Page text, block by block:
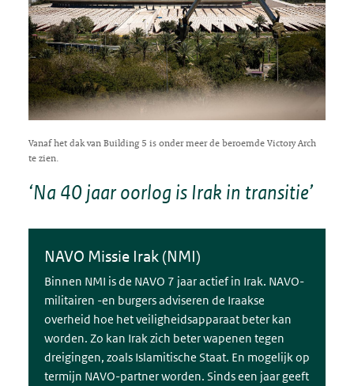
Vanaf het dak van Building 5 is onder meer de beroemde Victory Arch
te zien.
‘Na 40 jaar oorlog is Irak in transitie’
NAVO Missie Irak (NMI)
Binnen NMI is de NAVO 7 jaar actief in Irak. NAVO-
militairen -en burgers adviseren de Iraakse
overheid hoe het veiligheidsapparaat beter kan
worden. Zo kan Irak zich beter wapenen tegen
dreigingen, zoals Islamitische Staat. En mogelijk op
termijn NAVO-partner worden. Sinds een jaar geeft